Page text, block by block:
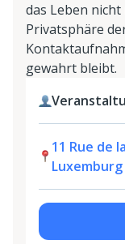
das Leben
Privatsphäre
gewahrt bleibt.
11 Rue de
Luxemburg